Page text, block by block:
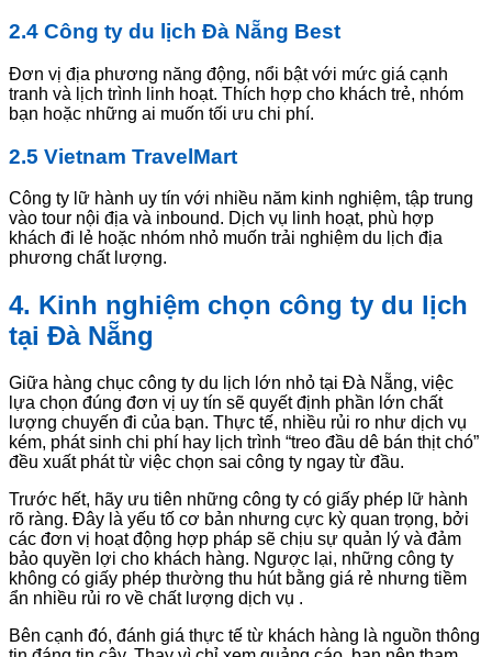
2.4 Công ty du lịch Đà Nẵng Best
Đơn vị địa phương năng động, nổi bật với mức giá cạnh
tranh và lịch trình linh hoạt. Thích hợp cho khách trẻ, nhóm
bạn hoặc những ai muốn tối ưu chi phí.
2.5 Vietnam TravelMart
Công ty lữ hành uy tín với nhiều năm kinh nghiệm, tập trung
vào tour nội địa và inbound. Dịch vụ linh hoạt, phù hợp
khách đi lẻ hoặc nhóm nhỏ muốn trải nghiệm du lịch địa
phương chất lượng.
4. Kinh nghiệm chọn công ty du lịch
tại Đà Nẵng
Giữa hàng chục công ty du lịch lớn nhỏ tại Đà Nẵng, việc
lựa chọn đúng đơn vị uy tín sẽ quyết định phần lớn chất
lượng chuyến đi của bạn. Thực tế, nhiều rủi ro như dịch vụ
kém, phát sinh chi phí hay lịch trình “treo đầu dê bán thịt chó”
đều xuất phát từ việc chọn sai công ty ngay từ đầu.
Trước hết, hãy ưu tiên những công ty có giấy phép lữ hành
rõ ràng. Đây là yếu tố cơ bản nhưng cực kỳ quan trọng, bởi
các đơn vị hoạt động hợp pháp sẽ chịu sự quản lý và đảm
bảo quyền lợi cho khách hàng. Ngược lại, những công ty
không có giấy phép thường thu hút bằng giá rẻ nhưng tiềm
ẩn nhiều rủi ro về chất lượng dịch vụ .
Bên cạnh đó, đánh giá thực tế từ khách hàng là nguồn thông